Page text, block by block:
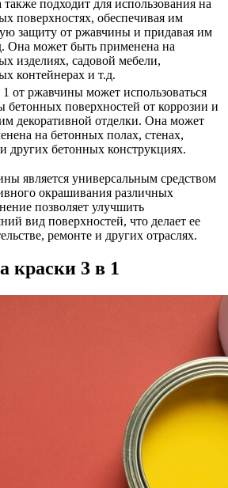
также подходит для использования на
поверхностях, обеспечивая им
защиту от ржавчины и придавая им
Она может быть применена на
изделиях, садовой мебели,
контейнерах и т.д.
от ржавчины может использоваться
бетонных поверхностей от коррозии и
декоративной отделки. Она может
на бетонных полах, стенах,
других бетонных конструкциях.
является универсальным средством
окрашивания различных
позволяет улучшить
вид поверхностей, что делает ее
ремонте и других отраслях.
краски 3 в 1